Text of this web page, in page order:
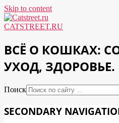
Skip to content
CATSTREET.RU
ВСЁ О КОШКАХ:
УХОД, ЗДОРОВЬЕ.
Поиск
SECONDARY